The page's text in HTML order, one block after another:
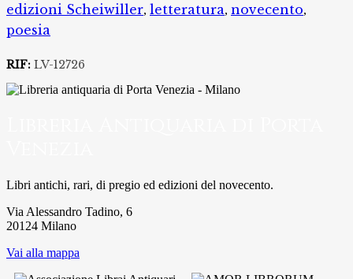
edizioni Scheiwiller, letteratura, novecento,
poesia
RIF: LV-12726
Libri antichi, rari, di pregio ed edizioni del novecento.
Via Alessandro Tadino, 6
20124 Milano
Vai alla mappa